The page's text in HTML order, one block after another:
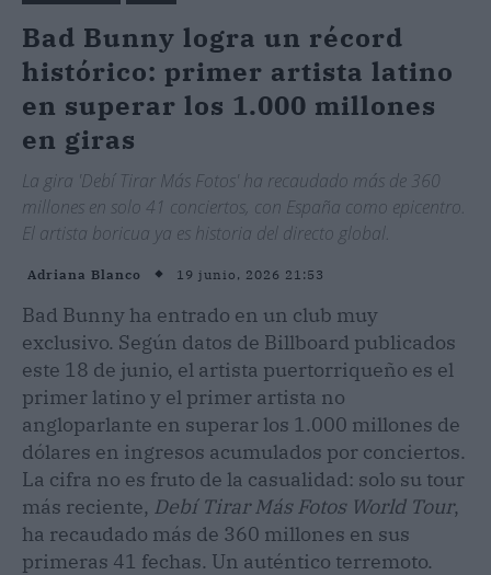
Bad Bunny logra un récord
histórico: primer artista latino
en superar los 1.000 millones
en giras
La gira 'Debí Tirar Más Fotos' ha recaudado más de 360
millones en solo 41 conciertos, con España como epicentro.
El artista boricua ya es historia del directo global.
Adriana Blanco 19 junio, 2026 21:53
Bad Bunny ha entrado en un club muy
exclusivo. Según datos de Billboard publicados
este 18 de junio, el artista puertorriqueño es el
primer latino y el primer artista no
angloparlante en superar los 1.000 millones de
dólares en ingresos acumulados por conciertos.
La cifra no es fruto de la casualidad: solo su tour
más reciente, Debí Tirar Más Fotos World Tour,
ha recaudado más de 360 millones en sus
primeras 41 fechas. Un auténtico terremoto.